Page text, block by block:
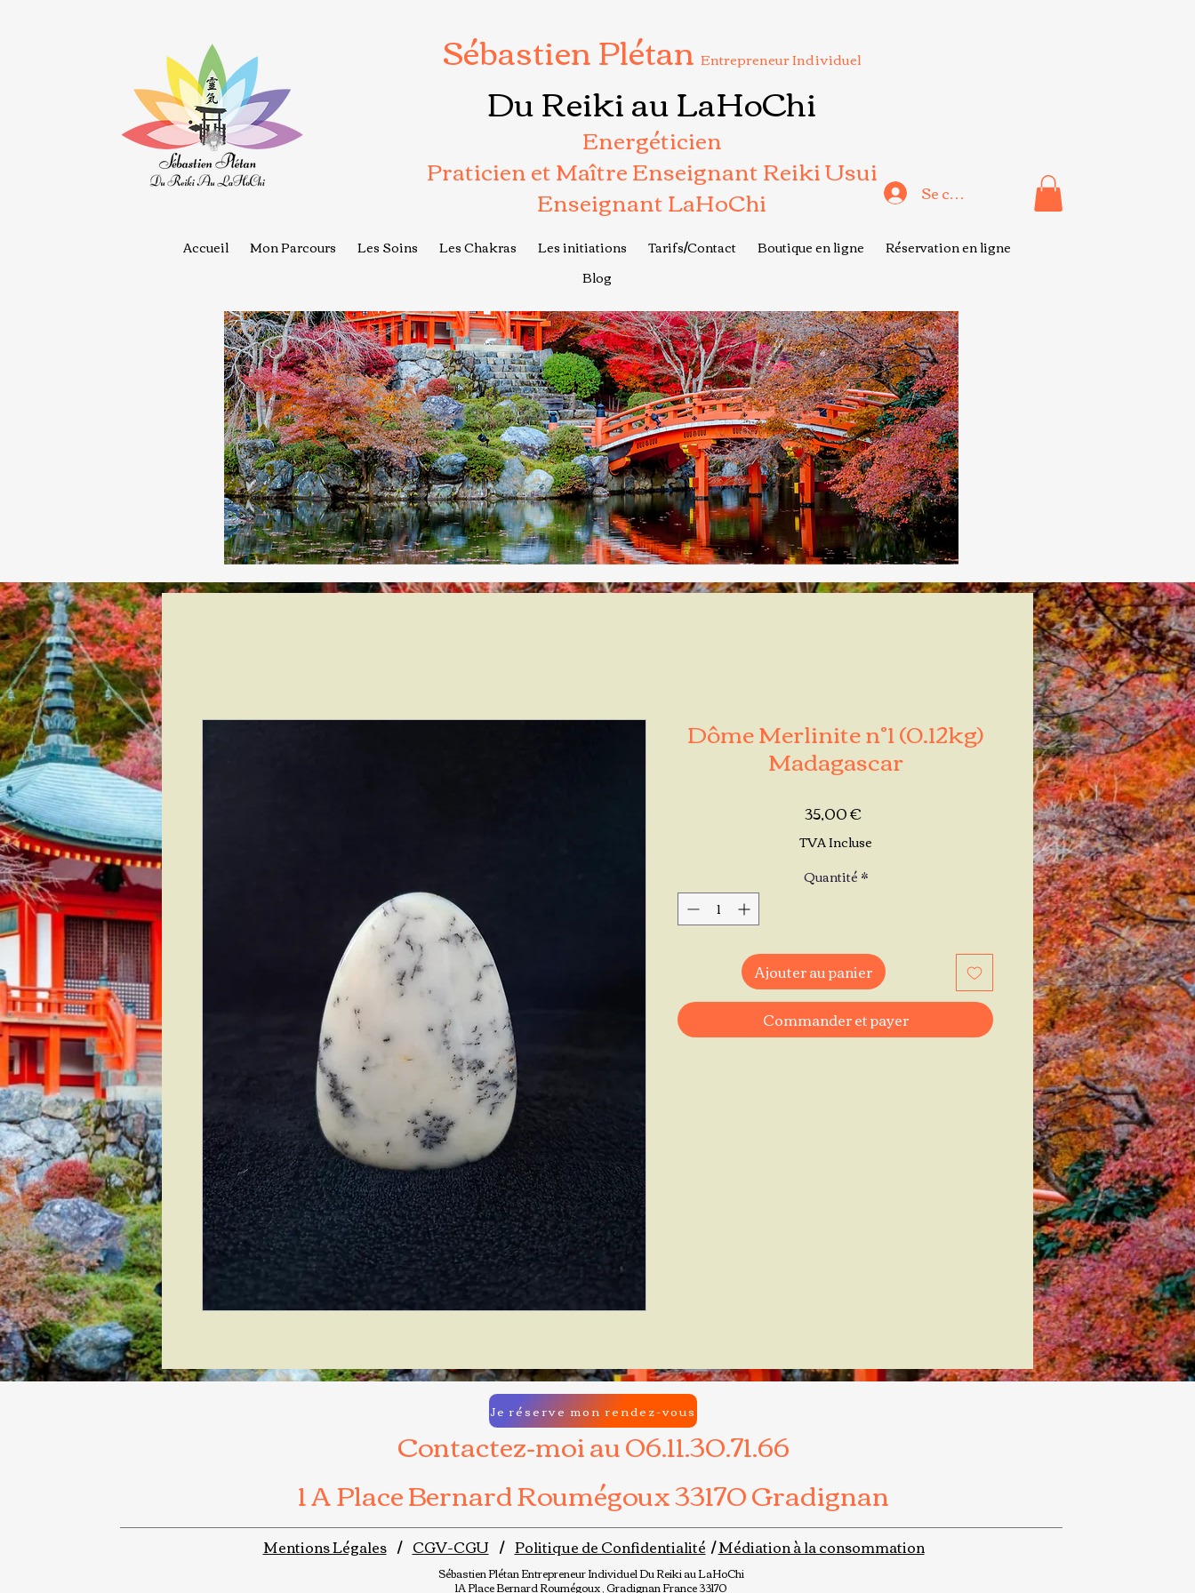
Sébastien Plétan Entrepreneur Individuel
Du Reiki au LaHoChi
Energéticien
Praticien et Maître Enseignant Reiki Usui
Enseignant LaHoChi Se connecter
Accueil Mon Parcours Les Soins Les Chakras Les initiations Tarifs/Contact Boutique en ligne
Réservation en ligne
Blog
Dôme Merlinite n°1 (0.12kg)
Madagascar
35,00 €Prix
TVA Incluse
Quantité*
Ajouter au panier
Commander et payer
Contactez-moi au 06.11.30.71.66
1 A Place Bernard Roumégoux 33170 Gradignan
Je réserve mon rendez-vous
Mentions Légales/ CGV-CGU/ Politique de Confidentialité /Médiation à la consommation
Sébastien PlétanEntrepreneur IndividuelDu Reiki au LaHoChi
1A Place Bernard Roumégoux , Gradignan France 33170